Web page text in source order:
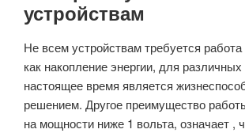
устройствам
Не всем устройствам требуется работа
как накопление энергии, для
настоящее время является
решением. Другое преимущество
на мощности ниже 1 вольта, означает ,